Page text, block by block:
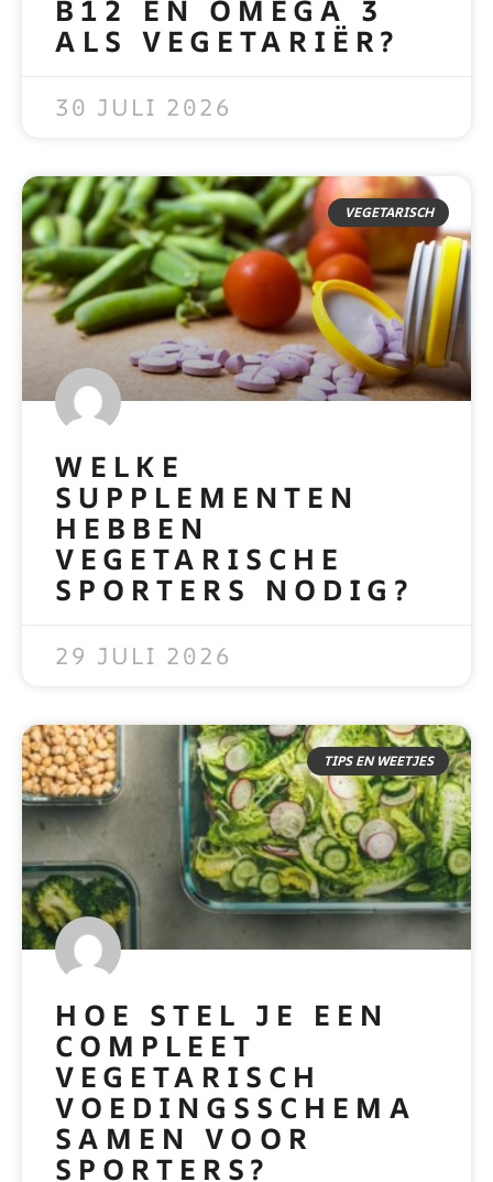
B12 EN OMEGA 3
ALS VEGETARIËR?
30 JULI 2026
VEGETARISCH
WELKE
SUPPLEMENTEN
HEBBEN
VEGETARISCHE
SPORTERS NODIG?
29 JULI 2026
TIPS EN WEETJES
HOE STEL JE EEN
COMPLEET
VEGETARISCH
VOEDINGSSCHEMA
SAMEN VOOR
SPORTERS?